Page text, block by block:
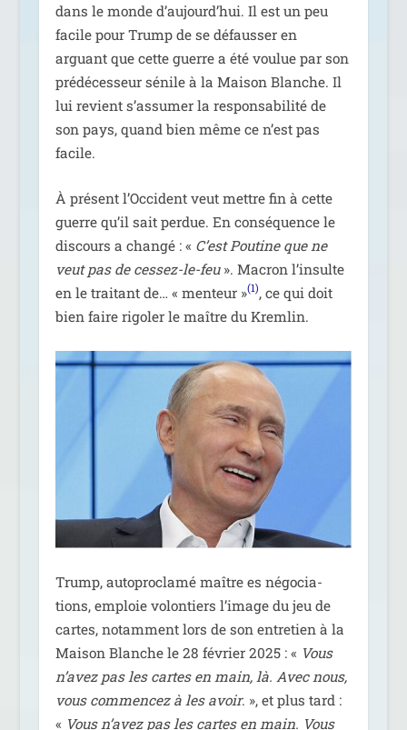
dans le monde d’au­jourd’­hui. Il est un peu
facile pour Trump de se défaus­ser en
arguant que cette guerre a été vou­lue par son
pré­dé­ces­seur sénile à la Maison Blanche. Il
lui revient s’as­su­mer la res­pon­sa­bi­li­té de
son pays, quand bien même ce n’est pas
facile.
À pré­sent l’Occident veut mettre fin à cette
guerre qu’il sait per­due. En consé­quence le
dis­cours a chan­gé : « C’est Poutine que ne
veut pas de ces­sez-le-feu». Macron l’in­sulte
en le trai­tant de… « men­teur »(1), ce qui doit
bien faire rigo­ler le maître du Kremlin.
Trump, auto­pro­cla­mé maître es négo­cia­
tions, emploie volon­tiers l’i­mage du jeu de
cartes, notam­ment lors de son entre­tien à la
Maison Blanche le 28 février 2025 : « Vous
n’avez pas les cartes en main, là. Avec nous,
vous com­men­cez à les avoir. », et plus tard :
« Vous n’avez pas les cartes en main. Vous